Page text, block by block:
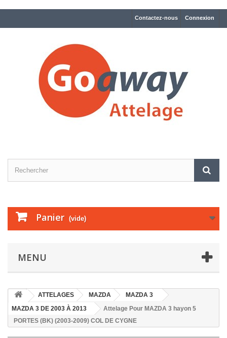
Connexion
Contactez-nous
Panier (vide)
MENU
ATTELAGES MAZDA
MAZDA 3
MAZDA 3 DE 2003 À 2013
Attelage Pour MAZDA 3 hayon 5
PORTES (BK) (2003-2009) COL DE CYGNE